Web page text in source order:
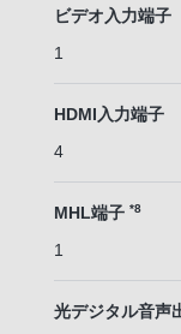
ビデオ入力端子
1
HDMI入力端子
4
MHL端子 *8
1
光デジタル音声